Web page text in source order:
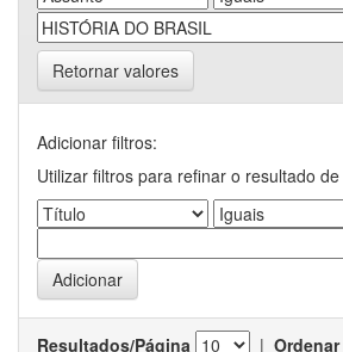
Retornar valores
Adicionar filtros:
Utilizar filtros para refinar o resultado
Resultados/Página |